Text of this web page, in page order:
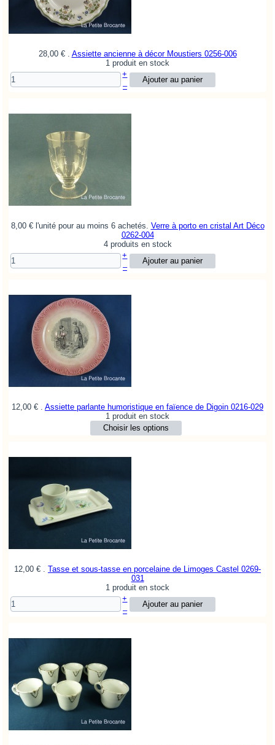
28,00 € . Assiette ancienne à décor Moustiers 0256-006
1 produit en stock
+
–
8,00 € l'unité pour au moins 6 achetés. Verre à porto en cristal Art Déco
0262-004
4 produits en stock
+
–
12,00 € . Assiette parlante humoristique en faïence de Digoin 0216-029
1 produit en stock
12,00 € . Tasse et sous-tasse en porcelaine de Limoges Castel 0269-
031
1 produit en stock
+
–